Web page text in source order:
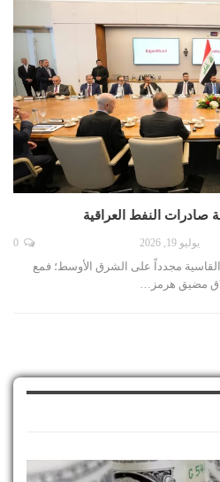
النفط العراقية
يوليو 19, 2026
مجدداً على الشرق الأوسط؛ فمع
مضيق هرمز…